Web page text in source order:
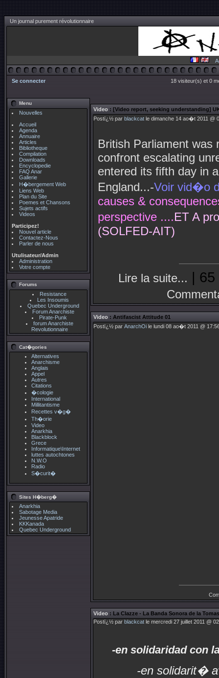
Un journal purement révolutionnaire
Se connecter 18 visiteur(s) et 0
Menu
Nouvelles
Accueil
Agenda
Annuaire
Articles
Bibliotheque
Compilation
Downloads
Encyclopedie
FAQ Anar
Gallerie
H�bergement Web
Liens Web
Plan du Site
Poemes et Chansons
Sujets actifs
Videos
Participez!
Nouvel article
Contactez-Nous
Parler de nous
Utulisateur/Admin
Administration
Votre compte
Forums
Resistance
Les Insoumis
Quebec Underground
Forum Anarchiste
Pirate-Punk
forum Anarchiste
Revolutionnaire
Cat�gories
Alternatives
Anarchisme
Anglais
Appel
Autres
Citations
�cologie
International
Millitantisme
Recettes v�g�
Th�orie
Video
Anarkhia
Blackblock
Grece
Informatique\Internet
luttes autochtones
N.W.O
Radio
S�curit�
Sites H�berg�
Anarkhia
Sabotage Media
Jeunesse Apatride
KKKanada
Quebec Underground
Video : [Video report, seeking understanding]
Postï¿½ par blackcat le dimanche 14 ao�t 2011 @
British Parliament was
confront escalating
entered its fifth day in
England...-Voir vid�o
causes &
perspective ....ET A
(SOLFED-AIT)
Lire la suite... |
Video : Antifascist Attitude 01
Postï¿½ par AnarchOi le lundi 08 ao�t 2011 @
Video : La Clazze - La Banda Sonora de la Tomas
Postï¿½ par blackcat le mercredi 27 juillet 2011 @
-en solidaridad con
-en solidarit�